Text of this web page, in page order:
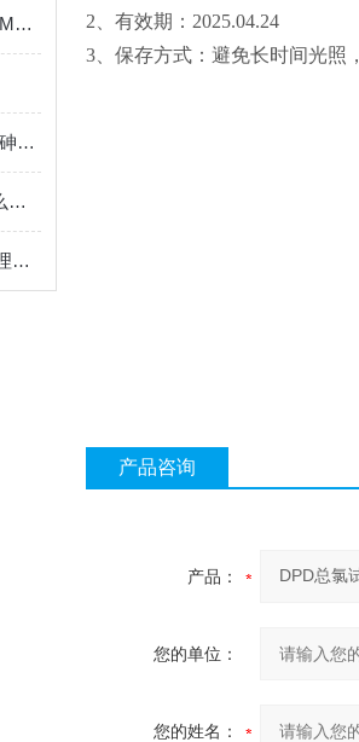
如何选择高效的重金属试剂/HMA以确保环境安全？
总磷预制试剂显色异常分析：砷铁离子干扰的掩蔽方法与质控样验证
适配哈希NA8000氨氮试剂怎么选？普化在线氨氮试剂供应商推荐
pH/ORP复合式电极的工作原理与结构解析
2、有效期：2025.04.24
3、保存方式：避免长时间光
产品咨询
产品：
您的单位：
您的姓名：